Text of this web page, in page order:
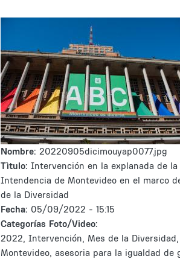
Nombre: 20220905dicimouyap0077.jpg
Tìtulo: Intervención en la explanada de la
Intendencia de Montevideo en el marco
de la Diversidad
Fecha: 05/09/2022 - 15:15
Categorías Foto/Video:
2022, Intervención, Mes de la Diversidad,
Montevideo, asesoria para la igualdad de